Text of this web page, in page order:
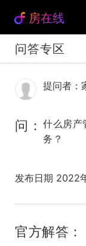
房在线
问答专区
提问者：
问： 什么房产
务？
发布日期 2022
官方解答：